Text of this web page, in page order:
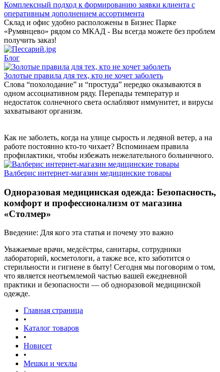
Комплексный подход к формированию заявки клиента с
оперативным дополнением ассортимента
Склад и офис удобно расположены в Бизнес Парке
«Румянцево» рядом со МКАД - Вы всегда можете без проблем
получить заказ!
Блог
Золотые правила для тех, кто не хочет заболеть
Слова “похолодание” и “простуда” нередко оказываются в
одном ассоциативном ряду. Перепады температур и
недостаток солнечного света ослабляют иммунитет, и вирусы
захватывают организм.
Как не заболеть, когда на улице сырость и ледяной ветер, а на
работе постоянно кто-то чихает? Вспоминаем правила
профилактики, чтобы избежать нежелательного больничного.
Валберис интернет-магазин медицинские товары
Одноразовая медицинская одежда: Безопасность,
комфорт и профессионализм от магазина
«Столмер»
Введение: Для кого эта статья и почему это важно
Уважаемые врачи, медсёстры, санитары, сотрудники
лабораторий, косметологи, а также все, кто заботится о
стерильности и гигиене в быту! Сегодня мы поговорим о том,
что является неотъемлемой частью вашей ежедневной
практики и безопасности — об одноразовой медицинской
одежде.
Главная страница
•
Каталог товаров
•
Новисет
•
Мешки и чехлы